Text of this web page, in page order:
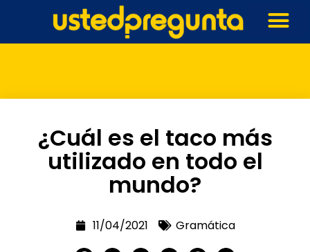
¿Cuál es el taco más
utilizado en todo el
mundo?
11/04/2021 Gramática